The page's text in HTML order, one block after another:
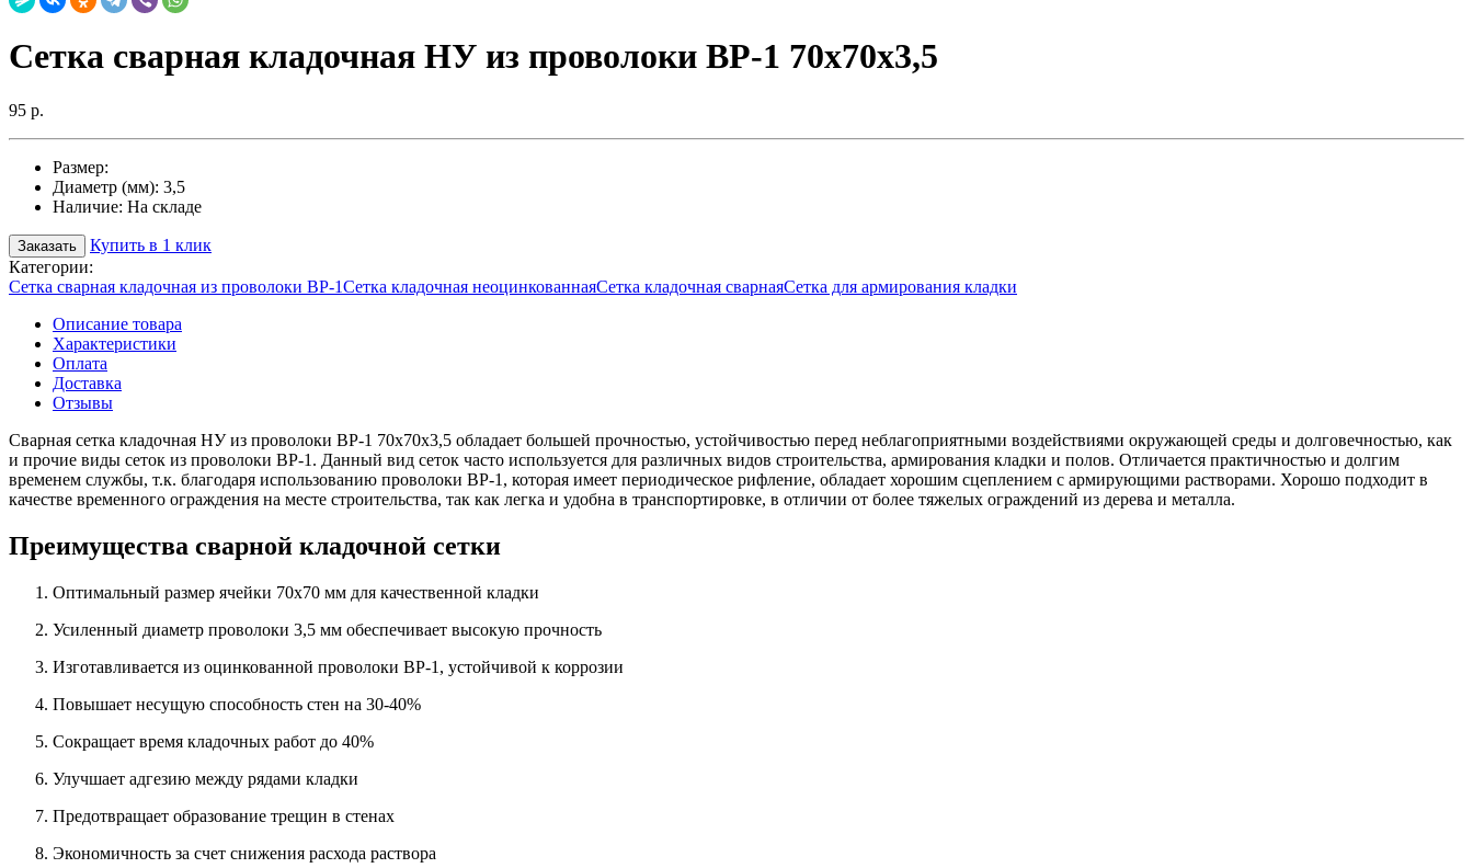
Сетка сварная кладочная НУ из проволоки ВР-1 70х70х3,5
95 р.
Размер:
Диаметр (мм): 3,5
Наличие: На складе
Заказать
Купить в 1 клик
Категории:
Сетка сварная кладочная из проволоки ВР-1Сетка кладочная неоцинкованнаяСетка кладочная сварнаяСетка для армирования кладки
Описание товара
Характеристики
Оплата
Доставка
Отзывы
Сварная сетка кладочная НУ из проволоки ВР-1 70х70х3,5 обладает большей прочностью, устойчивостью перед неблагоприятными воздействиями окружающей среды и долговечностью, как
и прочие виды сеток из проволоки ВР-1. Данный вид сеток часто используется для различных видов строительства, армирования кладки и полов. Отличается практичностью и долгим
временем службы, т.к. благодаря использованию проволоки ВР-1, которая имеет периодическое рифление, обладает хорошим сцеплением с армирующими растворами. Хорошо подходит в
качестве временного ограждения на месте строительства, так как легка и удобна в транспортировке, в отличии от более тяжелых ограждений из дерева и металла.
Преимущества сварной кладочной сетки
Оптимальный размер ячейки 70х70 мм для качественной кладки
Усиленный диаметр проволоки 3,5 мм обеспечивает высокую прочность
Изготавливается из оцинкованной проволоки ВР-1, устойчивой к коррозии
Повышает несущую способность стен на 30-40%
Сокращает время кладочных работ до 40%
Улучшает адгезию между рядами кладки
Предотвращает образование трещин в стенах
Экономичность за счет снижения расхода раствора